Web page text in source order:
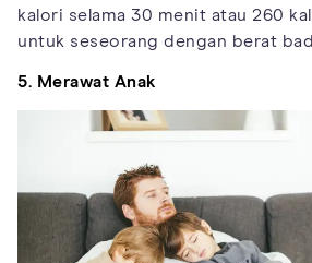
kalori selama 30 menit atau 260
untuk seseorang dengan berat
5. Merawat Anak